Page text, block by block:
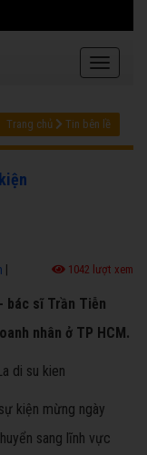
Trang chủ Tin bên lề
1042 lượt xem
bác sĩ Trần Tiễn
nhân ở TP HCM.
kiện mừng ngày
sang lĩnh vực